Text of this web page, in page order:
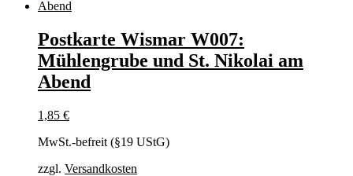
Postkarte Wismar W007:
Mühlengrube und St. Nikolai am
Abend
1,85 €
MwSt.-befreit (§19 UStG)
zzgl. Versandkosten